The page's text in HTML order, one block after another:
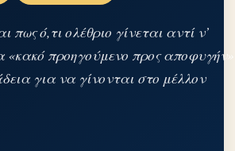
πως ό,τι ολέθριο γίνεται αντί ν’
«κακό προηγούμενο προς αποφυγήν»
για να γίνονται στο μέλλον